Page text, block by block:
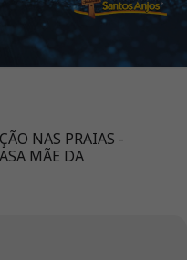
NAS PRAIAS -
MÃE DA